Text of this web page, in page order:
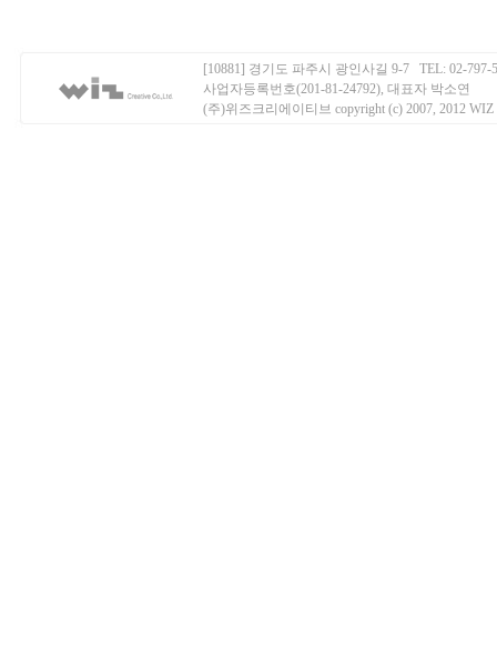
[10881] 경기도 파주시 광인사길 9-7 TEL: 02-797-
사업자등록번호(201-81-24792), 대표자 박소연
(주)위즈크리에이티브 copyright (c) 2007, 2012 WIZ